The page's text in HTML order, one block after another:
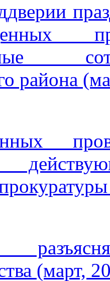
района
(март,